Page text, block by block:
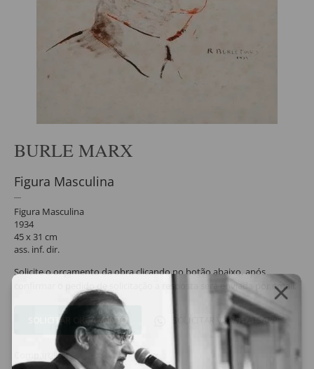
BURLE MARX
Figura Masculina
Figura Masculina
1934
45 x 31 cm
ass. inf. dir.
Solicite o orçamento da obra clicando no botão abaixo, após
confirmar o pedido de solicitação a resposta será enviada por email.
SOLICITAR ORÇAMENTO SOLICITAR VIA WHATSAPP
Compartilhar